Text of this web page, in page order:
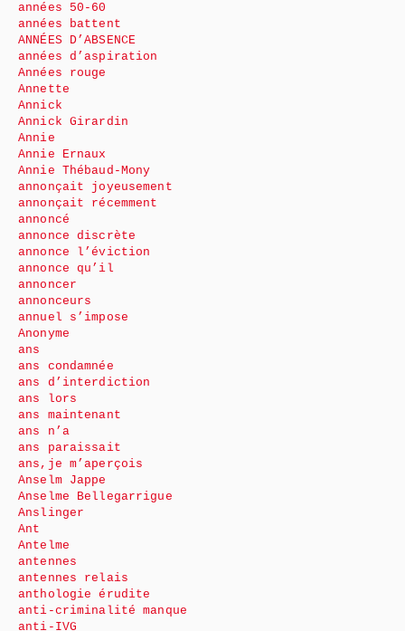
années 50-60
années battent
ANNÉES D’ABSENCE
années d’aspiration
Années rouge
Annette
Annick
Annick Girardin
Annie
Annie Ernaux
Annie Thébaud-Mony
annonçait joyeusement
annonçait récemment
annoncé
annonce discrète
annonce l’éviction
annonce qu’il
annoncer
annonceurs
annuel s’impose
Anonyme
ans
ans condamnée
ans d’interdiction
ans lors
ans maintenant
ans n’a
ans paraissait
ans,je m’aperçois
Anselm Jappe
Anselme Bellegarrigue
Anslinger
Ant
Antelme
antennes
antennes relais
anthologie érudite
anti-criminalité manque
anti-IVG